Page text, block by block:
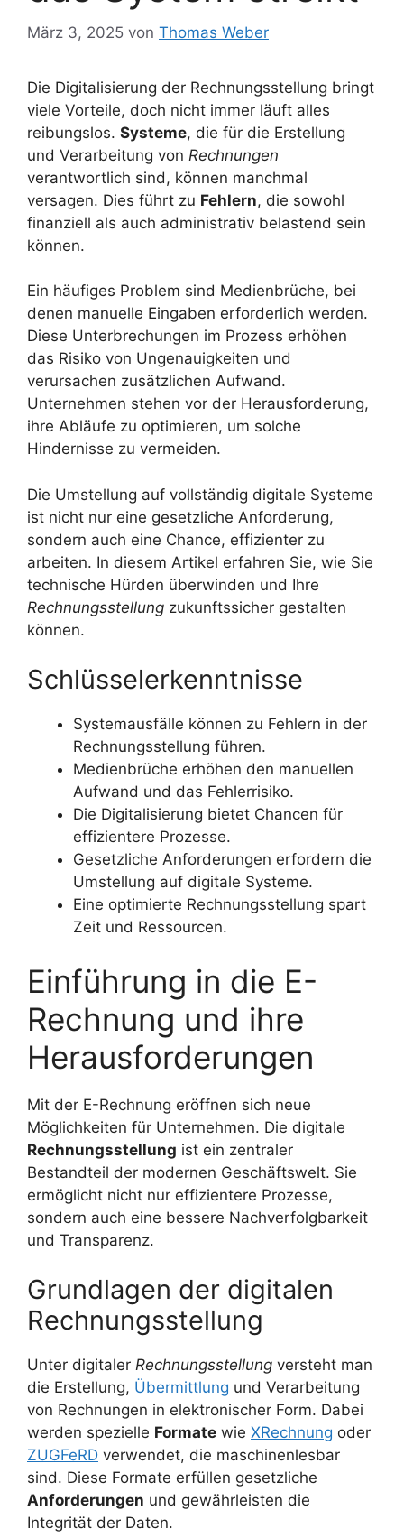
März 3, 2025 von Thomas Weber
Die Digitalisierung der Rechnungsstellung bringt
viele Vorteile, doch nicht immer läuft alles
reibungslos. Systeme, die für die Erstellung
und Verarbeitung von Rechnungen
verantwortlich sind, können manchmal
versagen. Dies führt zu Fehlern, die sowohl
finanziell als auch administrativ belastend sein
können.
Ein häufiges Problem sind Medienbrüche, bei
denen manuelle Eingaben erforderlich werden.
Diese Unterbrechungen im Prozess erhöhen
das Risiko von Ungenauigkeiten und
verursachen zusätzlichen Aufwand.
Unternehmen stehen vor der Herausforderung,
ihre Abläufe zu optimieren, um solche
Hindernisse zu vermeiden.
Die Umstellung auf vollständig digitale Systeme
ist nicht nur eine gesetzliche Anforderung,
sondern auch eine Chance, effizienter zu
arbeiten. In diesem Artikel erfahren Sie, wie Sie
technische Hürden überwinden und Ihre
Rechnungsstellung zukunftssicher gestalten
können.
Schlüsselerkenntnisse
Systemausfälle können zu Fehlern in der
Rechnungsstellung führen.
Medienbrüche erhöhen den manuellen
Aufwand und das Fehlerrisiko.
Die Digitalisierung bietet Chancen für
effizientere Prozesse.
Gesetzliche Anforderungen erfordern die
Umstellung auf digitale Systeme.
Eine optimierte Rechnungsstellung spart
Zeit und Ressourcen.
Einführung in die E-
Rechnung und ihre
Herausforderungen
Mit der E-Rechnung eröffnen sich neue
Möglichkeiten für Unternehmen. Die digitale
Rechnungsstellung ist ein zentraler
Bestandteil der modernen Geschäftswelt. Sie
ermöglicht nicht nur effizientere Prozesse,
sondern auch eine bessere Nachverfolgbarkeit
und Transparenz.
Grundlagen der digitalen
Rechnungsstellung
Unter digitaler Rechnungsstellung versteht man
die Erstellung, Übermittlung und Verarbeitung
von Rechnungen in elektronischer Form. Dabei
werden spezielle Formate wie XRechnung oder
ZUGFeRD verwendet, die maschinenlesbar
sind. Diese Formate erfüllen gesetzliche
Anforderungen und gewährleisten die
Integrität der Daten.